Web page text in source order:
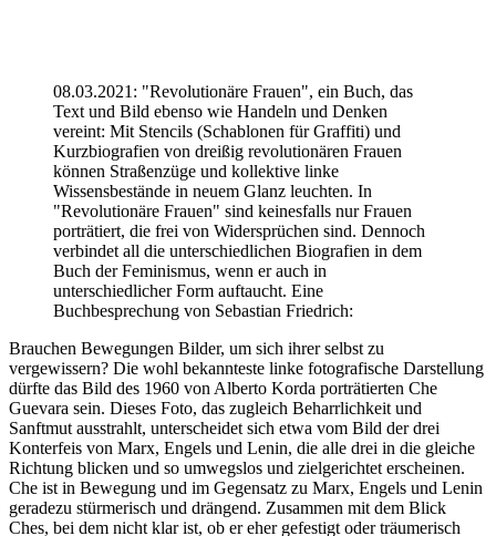
08.03.2021: "Revolutionäre Frauen", ein Buch, das
Text und Bild ebenso wie Handeln und Denken
vereint: Mit Stencils (Schablonen für Graffiti) und
Kurzbiografien von dreißig revolutionären Frauen
können Straßenzüge und kollektive linke
Wissensbestände in neuem Glanz leuchten. In
"Revolutionäre Frauen" sind keinesfalls nur Frauen
porträtiert, die frei von Widersprüchen sind. Dennoch
verbindet all die unterschiedlichen Biografien in dem
Buch der Feminismus, wenn er auch in
unterschiedlicher Form auftaucht. Eine
Buchbesprechung von Sebastian Friedrich:
Brauchen Bewegungen Bilder, um sich ihrer selbst zu
vergewissern? Die wohl bekannteste linke fotografische Darstellung
dürfte das Bild des 1960 von Alberto Korda porträtierten Che
Guevara sein. Dieses Foto, das zugleich Beharrlichkeit und
Sanftmut ausstrahlt, unterscheidet sich etwa vom Bild der drei
Konterfeis von Marx, Engels und Lenin, die alle drei in die gleiche
Richtung blicken und so umwegslos und zielgerichtet erscheinen.
Che ist in Bewegung und im Gegensatz zu Marx, Engels und Lenin
geradezu stürmerisch und drängend. Zusammen mit dem Blick
Ches, bei dem nicht klar ist, ob er eher gefestigt oder träumerisch